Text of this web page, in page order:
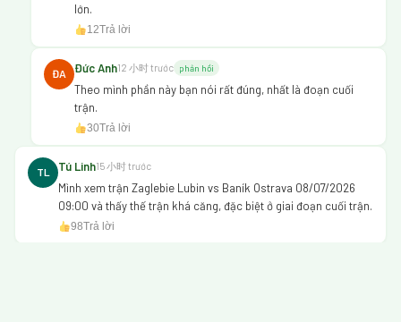
lớn.
12Trả lời
ĐA Đức Anh12 小时 trước phản hồi
Theo mình phần này bạn nói rất đúng, nhất là đoạn cuối
trận.
30Trả lời
TL Tú Linh15 小时 trước
Mình xem trận Zaglebie Lubin vs Baník Ostrava 08/07/2026
09:00 và thấy thế trận khá căng, đặc biệt ở giai đoạn cuối trận.
98Trả lời